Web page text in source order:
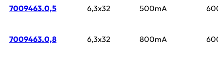
7009463.0,5 6,3x32 500mA
7009463.0,8 6,3x32 800mA